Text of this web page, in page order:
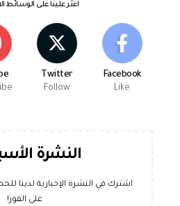
اعثر علينا على الوسائط
Facebook
Like
Twitter
Follow
النشرة
اشترك في النشرة الإخبارية لدينا
على الفور!